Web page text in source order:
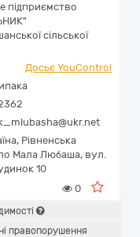
підприємство
сільської
Досьє YouControl
, Рівненська
Мала Любаша, вул.
10
0
правопорушення